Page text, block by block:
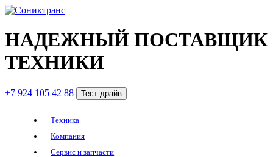
НАДЕЖНЫЙ ПОСТАВЩИК
ТЕХНИКИ
+7 924 105 42 88 Тест-драйв
Техника
Компания
Сервис и запчасти